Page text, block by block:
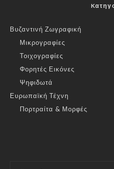
Βυζαντινή Ζωγραφική
Μικρογραφίες
Τοιχογραφίες
Φορητές Εικόνες
Ψηφιδωτά
Ευρωπαϊκή Τέχνη
Πορτραίτα & Μορφές